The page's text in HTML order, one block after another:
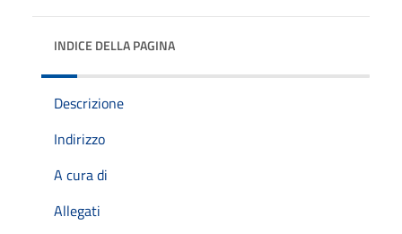
INDICE DELLA PAGINA
Descrizione
Indirizzo
A cura di
Allegati